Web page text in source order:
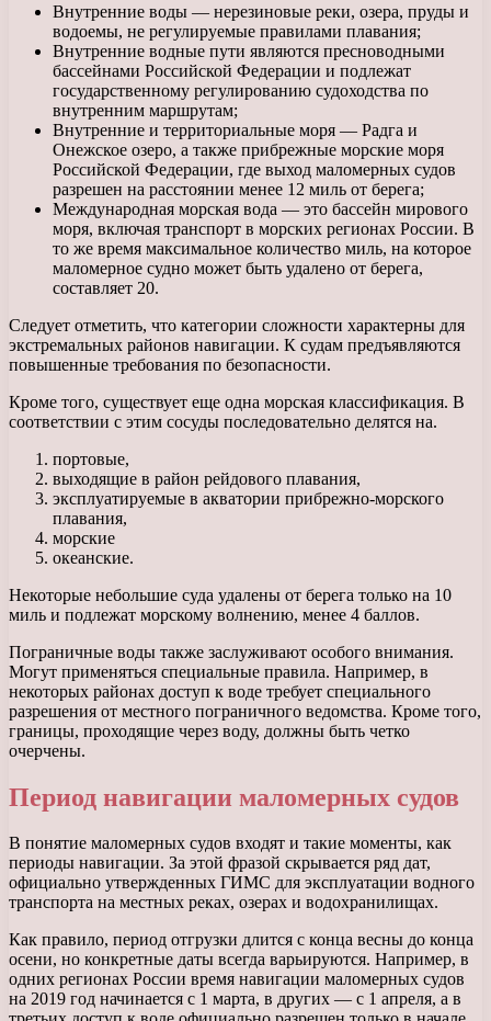
Внутренние воды — нерезиновые реки, озера, пруды и
водоемы, не регулируемые правилами плавания;
Внутренние водные пути являются пресноводными
бассейнами Российской Федерации и подлежат
государственному регулированию судоходства по
внутренним маршрутам;
Внутренние и территориальные моря — Радга и
Онежское озеро, а также прибрежные морские моря
Российской Федерации, где выход маломерных судов
разрешен на расстоянии менее 12 миль от берега;
Международная морская вода — это бассейн мирового
моря, включая транспорт в морских регионах России. В
то же время максимальное количество миль, на которое
маломерное судно может быть удалено от берега,
составляет 20.
Следует отметить, что категории сложности характерны для
экстремальных районов навигации. К судам предъявляются
повышенные требования по безопасности.
Кроме того, существует еще одна морская классификация. В
соответствии с этим сосуды последовательно делятся на.
портовые,
выходящие в район рейдового плавания,
эксплуатируемые в акватории прибрежно-морского
плавания,
морские
океанские.
Некоторые небольшие суда удалены от берега только на 10
миль и подлежат морскому волнению, менее 4 баллов.
Пограничные воды также заслуживают особого внимания.
Могут применяться специальные правила. Например, в
некоторых районах доступ к воде требует специального
разрешения от местного пограничного ведомства. Кроме того,
границы, проходящие через воду, должны быть четко
очерчены.
Период навигации маломерных судов
В понятие маломерных судов входят и такие моменты, как
периоды навигации. За этой фразой скрывается ряд дат,
официально утвержденных ГИМС для эксплуатации водного
транспорта на местных реках, озерах и водохранилищах.
Как правило, период отгрузки длится с конца весны до конца
осени, но конкретные даты всегда варьируются. Например, в
одних регионах России время навигации маломерных судов
на 2019 год начинается с 1 марта, в других — с 1 апреля, а в